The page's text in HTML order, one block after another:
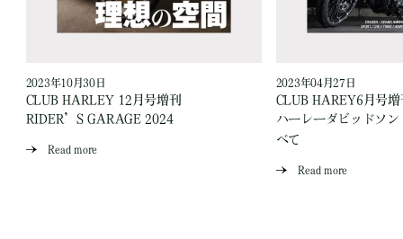
2023年10月30日
CLUB HARLEY 12月号増刊
RIDER’S GARAGE 2024
Read more
2023年04月27日
CLUB HAREY6月号増
ハーレーダビッドソ
べて
Read more